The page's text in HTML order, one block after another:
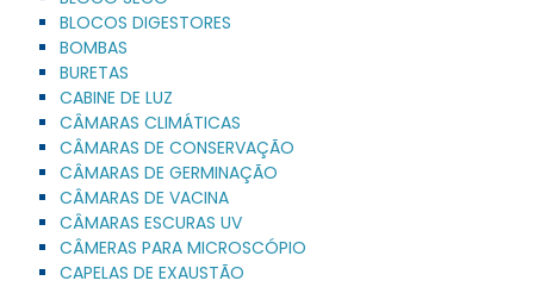
BLOCOS DIGESTORES
BOMBAS
BURETAS
CABINE DE LUZ
CÂMARAS CLIMÁTICAS
CÂMARAS DE CONSERVAÇÃO
CÂMARAS DE GERMINAÇÃO
CÂMARAS DE VACINA
CÂMARAS ESCURAS UV
CÂMERAS PARA MICROSCÓPIO
CAPELAS DE EXAUSTÃO